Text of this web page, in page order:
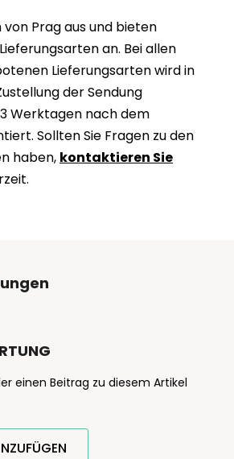
Prag aus und bieten
an. Bei allen
Lieferungsarten wird in
der Sendung
Werktagen nach dem
Sollten Sie Fragen zu den
haben, kontaktieren Sie
einen Beitrag zu diesem Artikel